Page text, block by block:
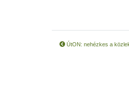
ÚtON: nehézkes a